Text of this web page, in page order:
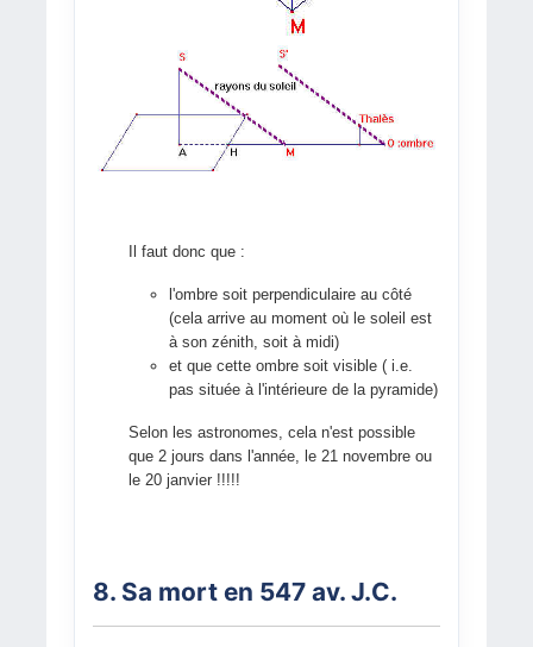
Il faut donc que :
l'ombre soit perpendiculaire au côté
(cela arrive au moment où le soleil est
à son zénith, soit à midi)
et que cette ombre soit visible ( i.e.
pas située à l'intérieure de la pyramide)
Selon les astronomes, cela n'est possible
que 2 jours dans l'année, le 21 novembre ou
le 20 janvier !!!!!
8. Sa mort en 547 av. J.C.